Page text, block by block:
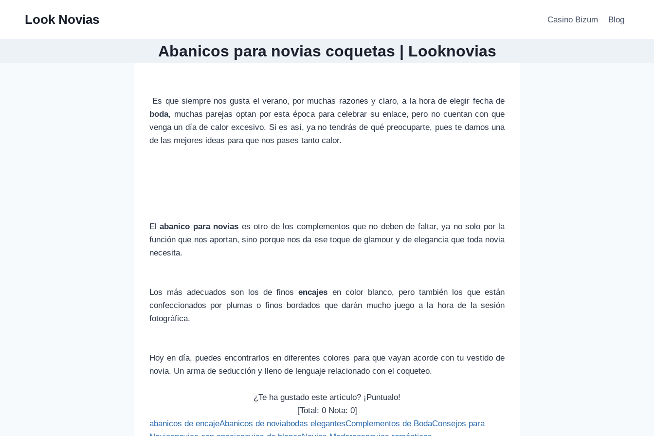
Look Novias Casino Bizum Blog
Abanicos para novias coquetas | Looknovias
Es que siempre nos gusta el verano, por muchas razones y claro, a la hora de elegir fecha de
boda, muchas parejas optan por esta época para celebrar su enlace, pero no cuentan con que
venga un día de calor excesivo. Si es así, ya no tendrás de qué preocuparte, pues te damos una
de las mejores ideas para que nos pases tanto calor.
Elabanico para novias es otro de los complementos que no deben de faltar, ya no solo por la
función que nos aportan, sino porque nos da ese toque de glamour y de elegancia que toda novia
necesita.
Los más adecuados son los de finosencajes en color blanco, pero también los que están
confeccionados por plumas o finos bordados que darán mucho juego a la hora de la sesión
fotográfica.
Hoy en día, puedes encontrarlos en diferentes colores para que vayan acorde con tu vestido de
novia. Un arma de seducción y lleno de lenguaje relacionado con el coqueteo.
¿Te ha gustado este artículo? ¡Puntualo!
[Total: 0Nota: 0]
abanicos de encajeAbanicos de noviabodas elegantesComplementos de BodaConsejos para